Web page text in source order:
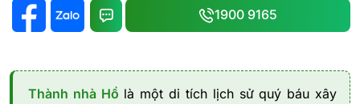
1900 9165
Thành nhà Hồ là một di tích lịch sử quý báu xây